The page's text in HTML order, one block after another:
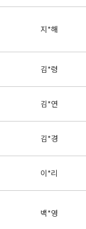
지*해
김*령
김*연
김*경
이*리
백*영